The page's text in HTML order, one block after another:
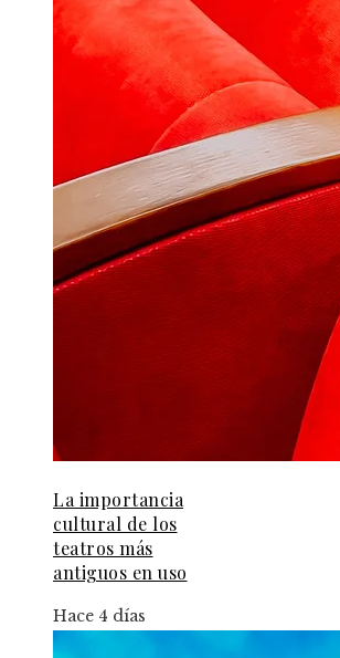
La importancia
cultural de los
teatros más
antiguos en uso
Hace 4 días